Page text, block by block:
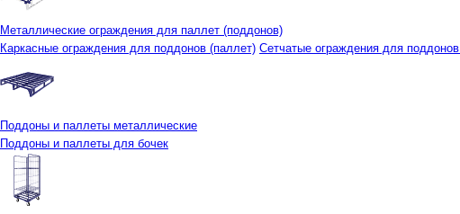
Металлические ограждения для паллет (поддонов)
Каркасные ограждения для поддонов (паллет) Сетчатые ограждения для
Поддоны и паллеты металлические
Поддоны и паллеты для бочек